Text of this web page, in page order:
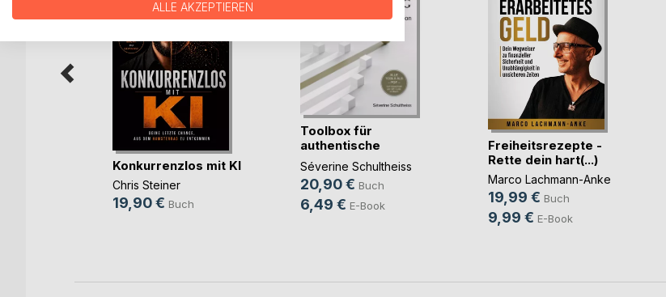
Konkurrenzlos mit KI
Chris Steiner
19,90 € Buch
Toolbox für
authentische
Führung
Séverine Schultheiss
20,90 € Buch
6,49 € E-Book
Freiheitsrezepte -
Rette dein hart(...)
Marco Lachmann-Anke
19,99 € Buch
9,99 € E-Book
ALLE AKZEPTIEREN